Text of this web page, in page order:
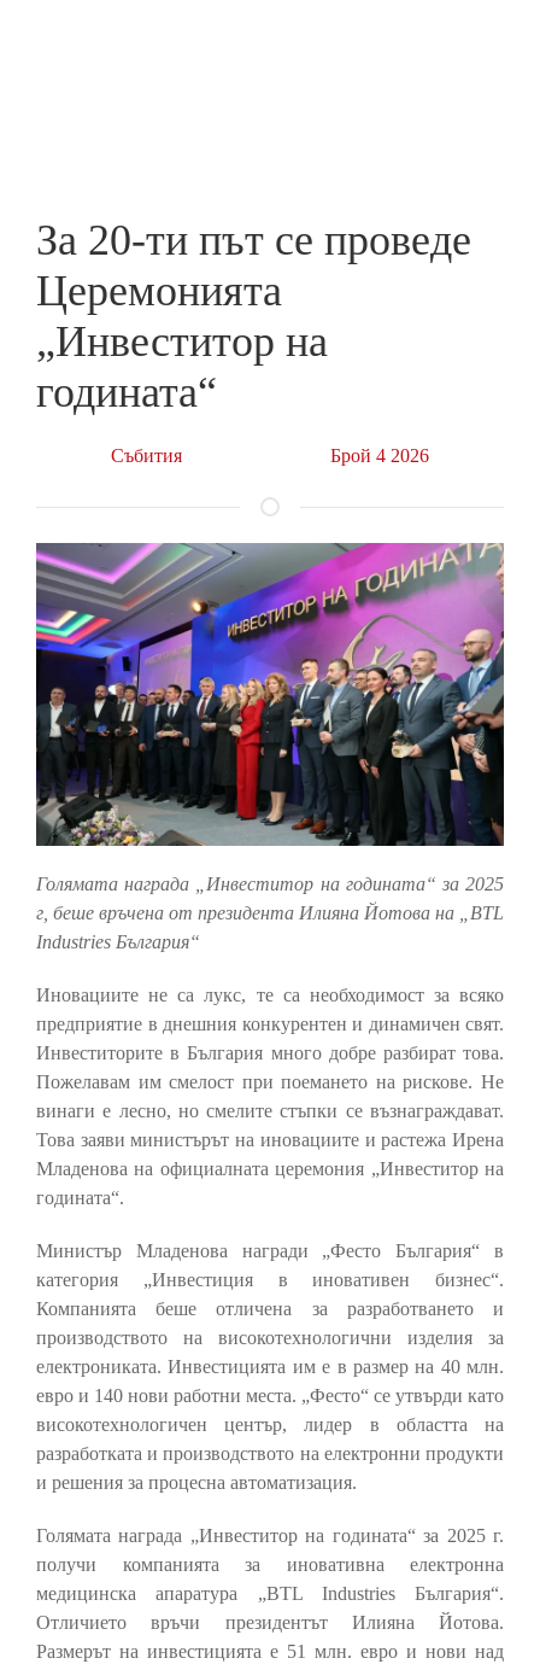
За 20-ти път се проведе
Церемонията
„Инвеститор на
годината“
Събития Брой 4 2026
Голямата награда „Инвеститор на годината“ за 2025
г, беше връчена от президента Илияна Йотова на „BTL
Industries България“
Иновациите не са лукс, те са необходимост за всяко
предприятие в днешния конкурентен и динамичен свят.
Инвеститорите в България много добре разбират това.
Пожелавам им смелост при поемането на рискове. Не
винаги е лесно, но смелите стъпки се възнаграждават.
Това заяви министърът на иновациите и растежа Ирена
Младенова на официалната церемония „Инвеститор на
годината“.
Министър Младенова награди „Фесто България“ в
категория „Инвестиция в иновативен бизнес“.
Компанията беше отличена за разработването и
производството на високотехнологични изделия за
електрониката. Инвестицията им е в размер на 40 млн.
евро и 140 нови работни места. „Фесто“ се утвърди като
високотехнологичен център, лидер в областта на
разработката и производството на електронни продукти
и решения за процесна автоматизация.
Голямата награда „Инвеститор на годината“ за 2025 г.
получи компанията за иновативна електронна
медицинска апаратура „BTL Industries България“.
Отличието връчи президентът Илияна Йотова.
Размерът на инвестицията е 51 млн. евро и нови над